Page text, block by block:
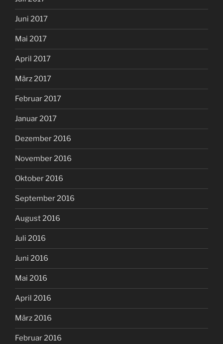
Juni 2017
Mai 2017
April 2017
März 2017
Februar 2017
Januar 2017
Dezember 2016
November 2016
Oktober 2016
September 2016
August 2016
Juli 2016
Juni 2016
Mai 2016
April 2016
März 2016
Februar 2016